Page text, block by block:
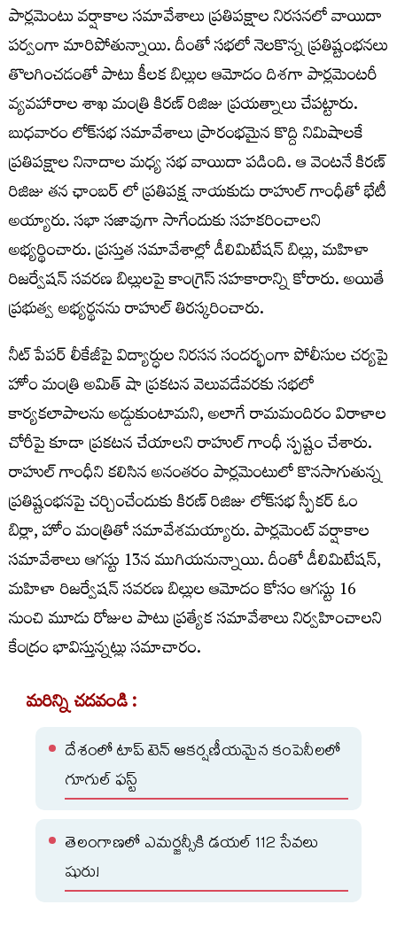
పార్లమెంటు వర్షాకాల సమావేశాలు ప్రతిపక్షాల నిరసనలో వాయిదా
పర్వంగా మారిపోతున్నాయి. దీంతో సభలో నెలకొన్న ప్రతిష్టంభనలు
తొలగించడంతో పాటు కీలక బిల్లుల ఆమోదం దిశగా పార్లమెంటరీ
వ్యవహారాల శాఖ మంత్రి కిరణ్ రిజిజు ప్రయత్నాలు చేపట్టారు.
బుధవారం లోక్‌సభ సమావేశాలు ప్రారంభమైన కొద్ది నిమిషాలకే
ప్రతిపక్షాల నినాదాల మధ్య సభ వాయిదా పడింది. ఆ వెంటనే కిరణ్
రిజిజు తన ఛాంబర్ లో ప్రతిపక్ష నాయకుడు రాహుల్ గాంధీతో భేటీ
అయ్యారు. సభా సజావుగా సాగేందుకు సహకరించాలని
అభ్యర్థించారు. ప్రస్తుత సమావేశాల్లో డీలిమిటేషన్ బిల్లు, మహిళా
రిజర్వేషన్ సవరణ బిల్లులపై కాంగ్రెస్ సహకారాన్ని కోరారు. అయితే
ప్రభుత్వ అభ్యర్థనను రాహుల్‌ తిరస్కరించారు.
నీట్ పేపర్ లీకేజీపై విద్యార్ధుల నిరసన సందర్భంగా పోలీసుల చర్యపై
హోం మంత్రి అమిత్ షా ప్రకటన వెలువడేవరకు సభలో
కార్యకలాపాలను అడ్డుకుంటామని, అలాగే రామమందిరం విరాళాల
చోరీపై కూడా ప్రకటన చేయాలని రాహుల్ గాంధీ స్పష్టం చేశారు.
రాహుల్ గాంధీని కలిసిన అనంతరం పార్లమెంటులో కొనసాగుతున్న
ప్రతిష్టంభనపై చర్చించేందుకు కిరణ్ రిజిజు లోక్‌సభ స్పీకర్ ఓం
బిర్లా, హోం మంత్రితో సమావేశమయ్యారు. పార్లమెంట్‌ వర్షాకాల
సమావేశాలు ఆగస్టు 13న ముగియనున్నాయి. దీంతో డీలిమిటేషన్,
మహిళా రిజర్వేషన్ సవరణ బిల్లుల ఆమోదం కోసం ఆగస్టు 16
నుంచి మూడు రోజుల పాటు ప్రత్యేక సమావేశాలు నిర్వహించాలని
కేంద్రం భావిస్తున్నట్లు సమాచారం.
మరిన్ని చదవండి :
దేశంలో టాప్ టెన్ ఆకర్షణీయమైన కంపెనీలలో
గూగుల్‌ ఫస్ట్‌
తెలంగాణలో ఎమర్జన్సీకి డయల్ 112 సేవలు
షురు!